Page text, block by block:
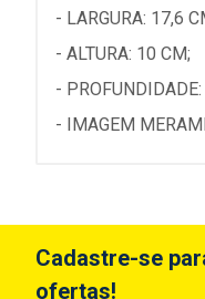
- LARGURA: 17,6
- ALTURA: 10 CM;
-
- IMAGEM
Cadastre-se
ofertas!